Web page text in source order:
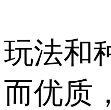
玩法和
而优质